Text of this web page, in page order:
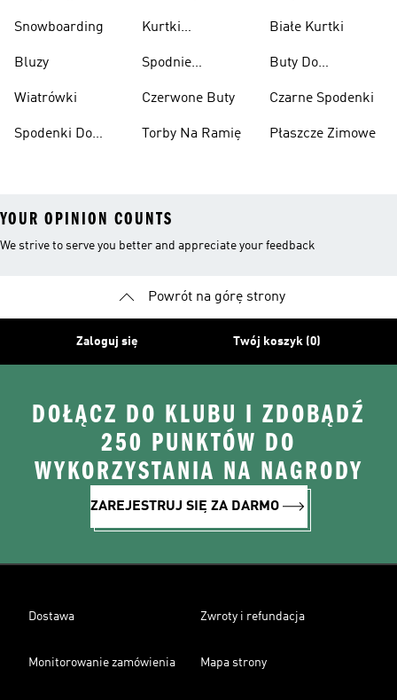
Snowboarding
Bluzy
Wiatrówki
Spodenki Do
Kurtki
Spodnie
Czerwone Buty
Torby Na Ramię
Ciężarów
Białe Kurtki
Buty Do
Czarne Spodenki
Płaszcze Zimowe
YOUR OPINION COUNTS
We strive to serve you better and appreciate your feedback
Powrót na górę strony
Zaloguj się Twój koszyk (0)
DOŁĄCZ DO KLUBU I ZDOBĄDŹ
250 PUNKTÓW DO
WYKORZYSTANIA NA NAGRODY
ZAREJESTRUJ SIĘ ZA DARMO
Dostawa Zwroty i refundacja
Monitorowanie zamówienia Mapa strony